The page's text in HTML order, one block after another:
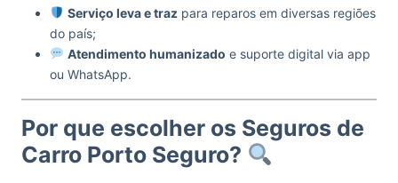
Serviço leva e trazpara reparos em diversas regiões
do país;
Atendimento humanizado e suporte digital via app
ou WhatsApp.
Por que escolher os Seguros de
Carro Porto Seguro?